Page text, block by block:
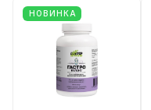
Метафильтрат
Lactobacillus
helveticus
Лактулоза 50%
НОВИНКА